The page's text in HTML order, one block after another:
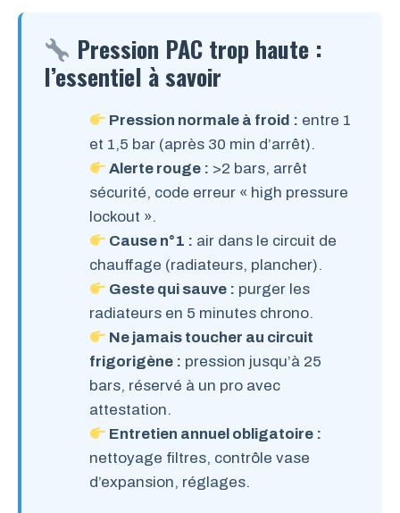
Pression PAC trop haute :
l’essentiel à savoir
Pression normale à froid : entre 1
et 1,5 bar (après 30 min d’arrêt).
Alerte rouge : >2 bars, arrêt
sécurité, code erreur « high pressure
lockout ».
Cause n°1 : air dans le circuit de
chauffage (radiateurs, plancher).
Geste qui sauve : purger les
radiateurs en 5 minutes chrono.
Ne jamais toucher au circuit
frigorigène : pression jusqu’à 25
bars, réservé à un pro avec
attestation.
Entretien annuel obligatoire :
nettoyage filtres, contrôle vase
d’expansion, réglages.